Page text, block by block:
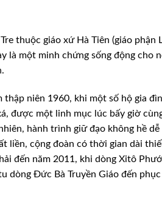
thuộc giáo xứ Hà Tiên (giáo phận
là một minh chứng sống động cho
niên 1960, khi một số hộ gia
được một linh mục lúc bấy giờ
hành trình giữ đạo không hề dễ
liền, cộng đoàn có thời gian dài
đến năm 2011, khi dòng Xitô
dòng Đức Bà Truyền Giáo đến